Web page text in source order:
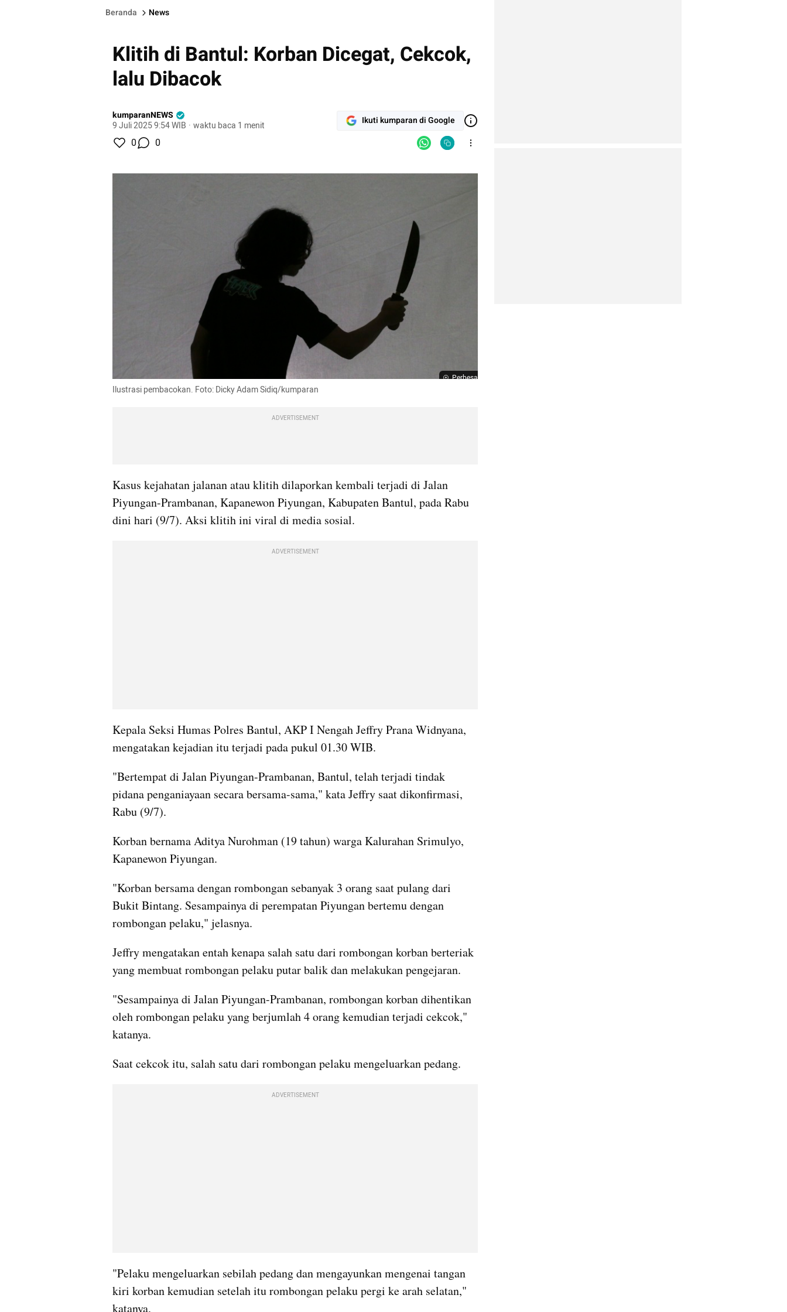
Beranda News
Klitih di Bantul: Korban Dicegat, Cekcok,
lalu Dibacok
kumparanNEWS
9 Juli 2025 9:54 WIB · waktu baca 1 menit Ikuti kumparan di Google
0 0
Perbesar
Ilustrasi pembacokan. Foto: Dicky Adam Sidiq/kumparan
ADVERTISEMENT
Kasus kejahatan jalanan atau klitih dilaporkan kembali terjadi di Jalan
Piyungan-Prambanan, Kapanewon Piyungan, Kabupaten Bantul, pada Rabu
dini hari (9/7). Aksi klitih ini viral di media sosial.
ADVERTISEMENT
Kepala Seksi Humas Polres Bantul, AKP I Nengah Jeffry Prana Widnyana,
mengatakan kejadian itu terjadi pada pukul 01.30 WIB.
"Bertempat di Jalan Piyungan-Prambanan, Bantul, telah terjadi tindak
pidana penganiayaan secara bersama-sama," kata Jeffry saat dikonfirmasi,
Rabu (9/7).
Korban bernama Aditya Nurohman (19 tahun) warga Kalurahan Srimulyo,
Kapanewon Piyungan.
"Korban bersama dengan rombongan sebanyak 3 orang saat pulang dari
Bukit Bintang. Sesampainya di perempatan Piyungan bertemu dengan
rombongan pelaku," jelasnya.
Jeffry mengatakan entah kenapa salah satu dari rombongan korban berteriak
yang membuat rombongan pelaku putar balik dan melakukan pengejaran.
"Sesampainya di Jalan Piyungan-Prambanan, rombongan korban dihentikan
oleh rombongan pelaku yang berjumlah 4 orang kemudian terjadi cekcok,"
katanya.
Saat cekcok itu, salah satu dari rombongan pelaku mengeluarkan pedang.
ADVERTISEMENT
"Pelaku mengeluarkan sebilah pedang dan mengayunkan mengenai tangan
kiri korban kemudian setelah itu rombongan pelaku pergi ke arah selatan,"
katanya.